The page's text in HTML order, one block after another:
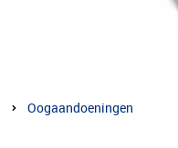
Oogaandoeningen